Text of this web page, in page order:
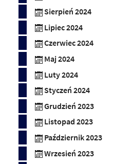
Sierpień 2024
Lipiec 2024
Czerwiec 2024
Maj 2024
Luty 2024
Styczeń 2024
Grudzień 2023
Listopad 2023
Październik 2023
Wrzesień 2023